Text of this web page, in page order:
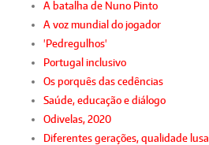
A batalha de Nuno Pinto
A voz mundial do jogador
'Pedregulhos'
Portugal inclusivo
Os porquês das cedências
Saúde, educação e diálogo
Odivelas, 2020
Diferentes gerações, qualidade lusa